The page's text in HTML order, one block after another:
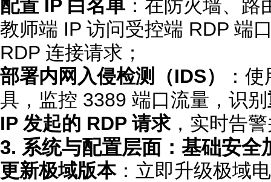
配置 IP 白名单 ：在防火墙、
教师端 IP 访问受控端 RDP 端
RDP 连接请求；
部署内网入侵检测（IDS）
：
具，监控 3389 端口流量，识别
IP 发起的 RDP 请求，实时告
3. 系统与配置层面：基础安全
更新极域版本：立即升级极域